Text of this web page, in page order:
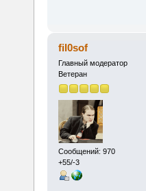
fil0sof
Главный модератор
Ветеран
Сообщений: 970
+55/-3